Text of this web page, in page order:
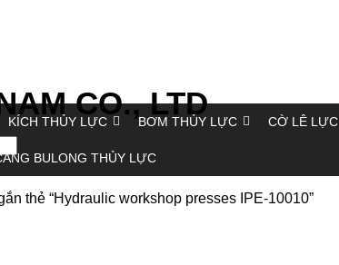
CO., LTD
KÍCH THỦY LỰC BƠM THỦY LỰC CỜ LÊ LỰC
BULONG THỦY LỰC
thẻ “Hydraulic workshop presses IPE-10010”